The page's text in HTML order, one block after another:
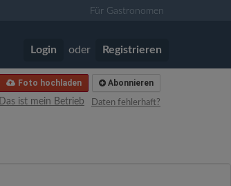
Für Gastronomen
Login oder Registrieren
Abonnieren
Foto hochladen
Daten fehlerhaft?
Das ist mein Betrieb